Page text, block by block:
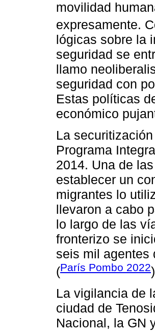
movilidad
expresamente.
lógicas sobre la
seguridad se
llamo
seguridad con
Estas políticas
económico
La
Programa
2014. Una de
establecer un
migrantes lo
llevaron a cabo
lo largo de las
fronterizo se
seis mil agentes
(París Pombo 2022
La vigilancia de
ciudad de
Nacional, la GN